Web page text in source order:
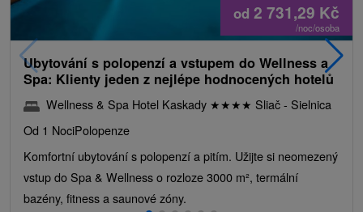
od 2 731,29 Kč
/noc/osoba
Ubytování s polopenzí a vstupem do Wellness a
Spa: Klienty jeden z nejlépe hodnocených hotelů
Wellness & Spa Hotel Kaskady ★★★★ Sliač - Sielnica
Od 1 NociPolopenze
Komfortní ubytování s polopenzí a pitím. Užijte si neomezený
vstup do Spa & Wellness o rozloze 3000 m², termální
bazény, fitness a saunové zóny.